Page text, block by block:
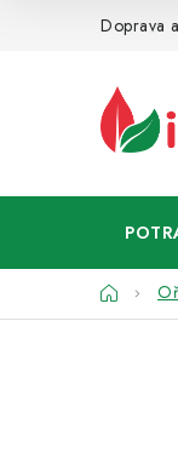
Doprava
Domů